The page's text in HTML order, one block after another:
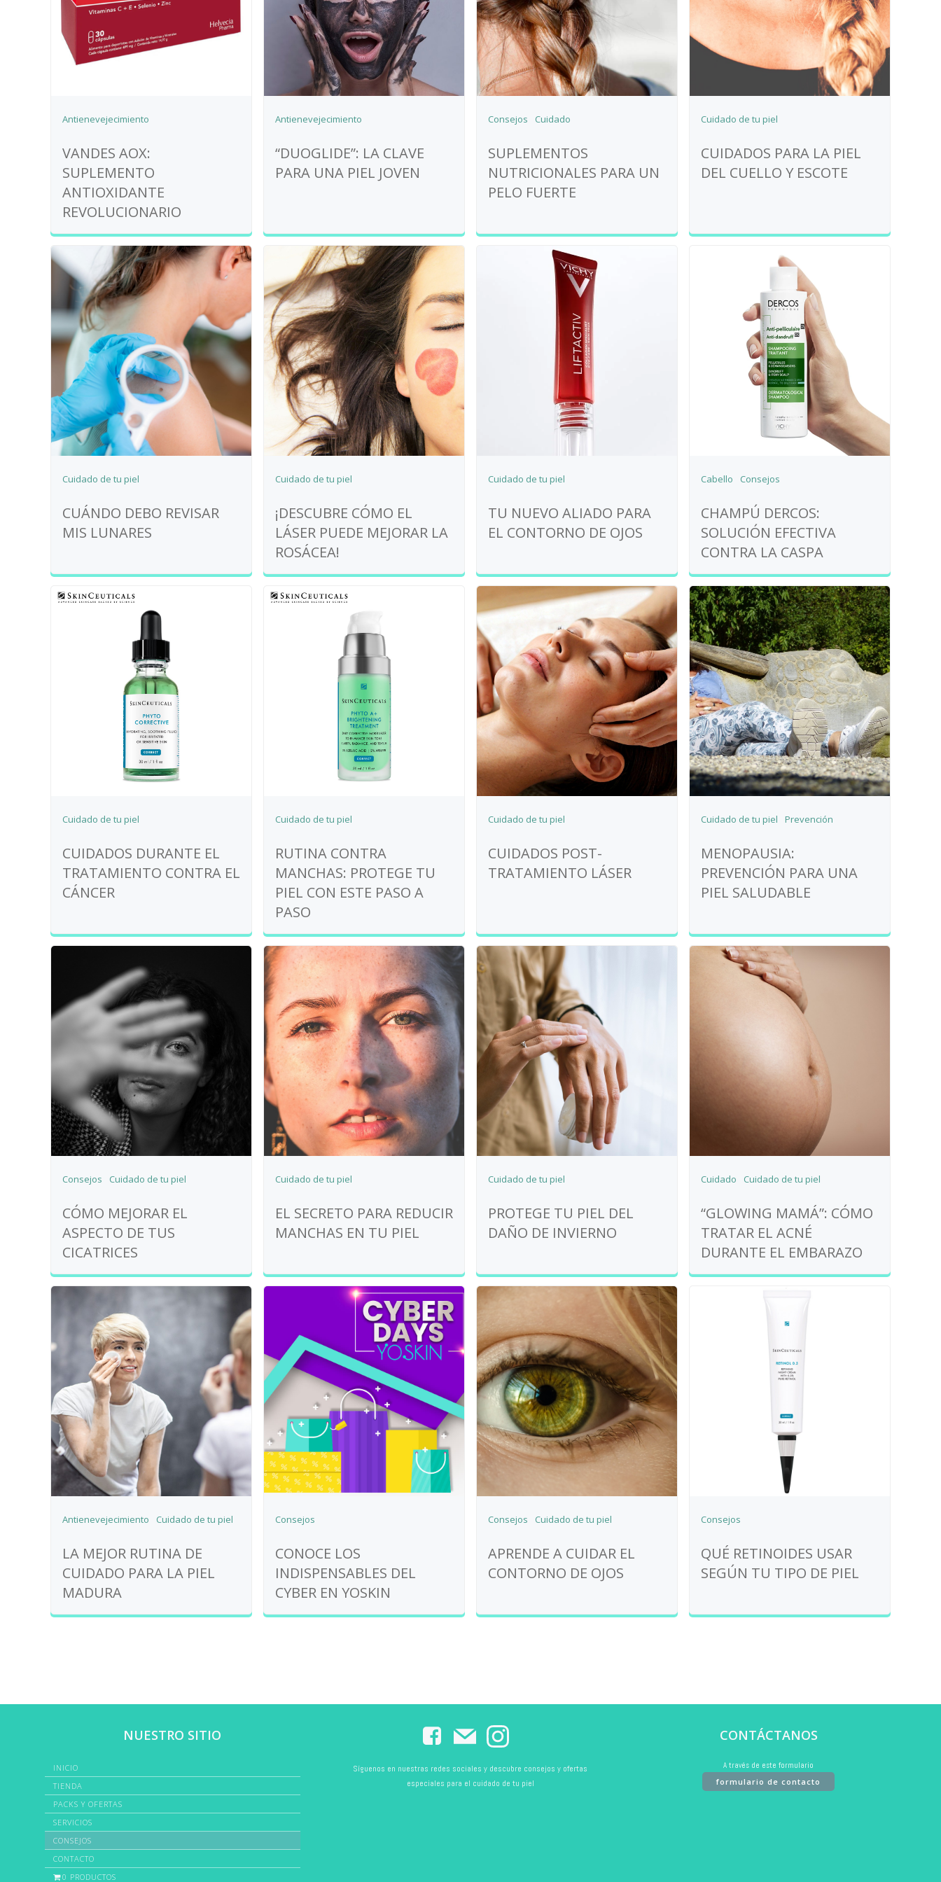
Antienevejecimiento
VANDES AOX:
SUPLEMENTO
ANTIOXIDANTE
REVOLUCIONARIO
Antienevejecimiento
“DUOGLIDE”: LA CLAVE
PARA UNA PIEL JOVEN
Consejos Cuidado
SUPLEMENTOS
NUTRICIONALES PARA UN
PELO FUERTE
Cuidado de tu piel
CUIDADOS PARA LA PIEL
DEL CUELLO Y ESCOTE
Cuidado de tu piel
CUÁNDO DEBO REVISAR
MIS LUNARES
Cuidado de tu piel
¡DESCUBRE CÓMO EL
LÁSER PUEDE MEJORAR LA
ROSÁCEA!
Cuidado de tu piel
TU NUEVO ALIADO PARA
EL CONTORNO DE OJOS
Cabello Consejos
CHAMPÚ DERCOS:
SOLUCIÓN EFECTIVA
CONTRA LA CASPA
Cuidado de tu piel
CUIDADOS DURANTE EL
TRATAMIENTO CONTRA EL
CÁNCER
Cuidado de tu piel
RUTINA CONTRA
MANCHAS: PROTEGE TU
PIEL CON ESTE PASO A
PASO
Cuidado de tu piel
CUIDADOS POST-
TRATAMIENTO LÁSER
Cuidado de tu piel Prevención
MENOPAUSIA:
PREVENCIÓN PARA UNA
PIEL SALUDABLE
Consejos Cuidado de tu piel
CÓMO MEJORAR EL
ASPECTO DE TUS
CICATRICES
Cuidado de tu piel
EL SECRETO PARA REDUCIR
MANCHAS EN TU PIEL
Cuidado de tu piel
PROTEGE TU PIEL DEL
DAÑO DE INVIERNO
Cuidado Cuidado de tu piel
“GLOWING MAMÁ”: CÓMO
TRATAR EL ACNÉ
DURANTE EL EMBARAZO
Antienevejecimiento Cuidado de tu piel
LA MEJOR RUTINA DE
CUIDADO PARA LA PIEL
MADURA
Consejos
CONOCE LOS
INDISPENSABLES DEL
CYBER EN YOSKIN
Consejos Cuidado de tu piel
APRENDE A CUIDAR EL
CONTORNO DE OJOS
Consejos
QUÉ RETINOIDES USAR
SEGÚN TU TIPO DE PIEL
NUESTRO SITIO
INICIO
TIENDA
PACKS Y OFERTAS
SERVICIOS
CONSEJOS
CONTACTO
0 PRODUCTOS
Síguenos en nuestras redes sociales y descubre consejos y ofertas
especiales para el cuidado de tu piel
CONTÁCTANOS
A través de este formulario
formulario de contacto